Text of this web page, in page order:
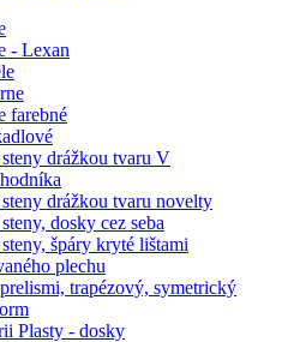
- Lexan
farebné
drážkou tvaru V
drážkou tvaru novelty
dosky cez seba
špáry kryté lištami
plechu
trapézový, symetrický
Plasty - dosky